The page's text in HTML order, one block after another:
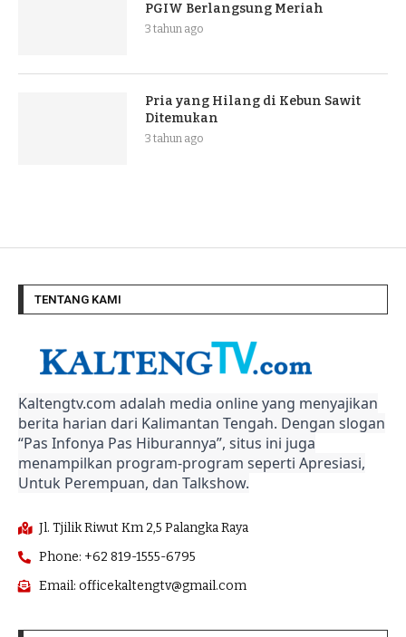
PGIW Berlangsung Meriah
3 tahun ago
Pria yang Hilang di Kebun Sawit
Ditemukan
3 tahun ago
TENTANG KAMI
Kaltengtv.com adalah media online yang menyajikan
berita harian dari Kalimantan Tengah. Dengan slogan
“Pas Infonya Pas Hiburannya”, situs ini juga
menampilkan program-program seperti Apresiasi,
Untuk Perempuan, dan Talkshow.
Jl. Tjilik Riwut Km 2,5 Palangka Raya
Phone: +62 819-1555-6795
Email: officekaltengtv@gmail.com